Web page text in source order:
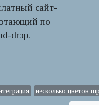
сайт-
по
drop.
несколько цветов